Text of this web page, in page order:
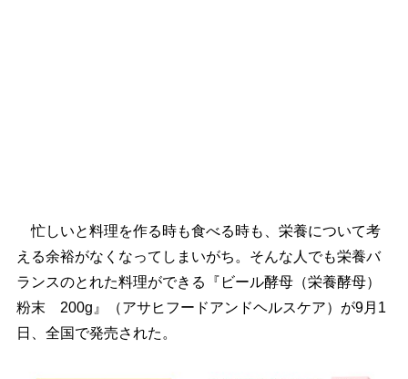
忙しいと料理を作る時も食べる時も、栄養について考
える余裕がなくなってしまいがち。そんな人でも栄養バ
ランスのとれた料理ができる『ビール酵母（栄養酵母）
粉末 200g』（アサヒフードアンドヘルスケア）が9月1
日、全国で発売された。